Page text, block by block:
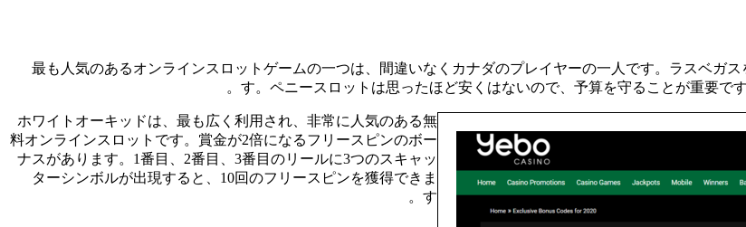
最も人気のあるオンラインスロットゲームの一つは、間違いなくカナダのプレイヤーの一人です。ラスベガ
す。ペニースロットは思ったほど安くはないので、予算を守ることが重要で
ホワイトオーキッドは、最も広く利用され、非常に人気のある無
料オンラインスロットです。賞金が2倍になるフリースピンのボー
ナスがあります。1番目、2番目、3番目のリールに3つのスキャッ
ターシンボルが出現すると、10回のフリースピンを獲得できま
す。